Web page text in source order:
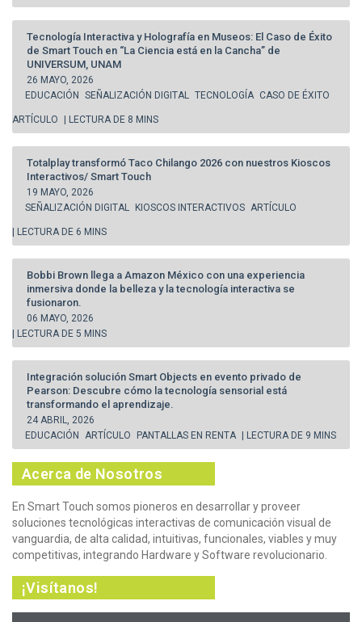
Tecnología Interactiva y Holografía en Museos: El Caso de Éxito
de Smart Touch en “La Ciencia está en la Cancha” de
UNIVERSUM, UNAM
26 MAYO, 2026
EDUCACIÓN SEÑALIZACIÓN DIGITAL TECNOLOGÍA CASO DE ÉXITO
ARTÍCULO | LECTURA DE 8 MINS
Totalplay transformó Taco Chilango 2026 con nuestros Kioscos
Interactivos/ Smart Touch
19 MAYO, 2026
SEÑALIZACIÓN DIGITAL
KIOSCOS INTERACTIVOS ARTÍCULO
| LECTURA DE 6 MINS
Bobbi Brown llega a Amazon México con una experiencia
inmersiva donde la belleza y la tecnología interactiva se
fusionaron.
06 MAYO, 2026
| LECTURA DE 5 MINS
Integración solución Smart Objects en evento privado de
Pearson: Descubre cómo la tecnología sensorial está
transformando el aprendizaje.
24 ABRIL, 2026
EDUCACIÓN
ARTÍCULO PANTALLAS EN RENTA | LECTURA DE 9 MINS
Acerca de Nosotros
En Smart Touch somos pioneros en desarrollar y proveer
soluciones tecnológicas interactivas de comunicación visual de
vanguardia, de alta calidad, intuitivas, funcionales, viables y muy
competitivas, integrando Hardware y Software revolucionario.
¡Visítanos!